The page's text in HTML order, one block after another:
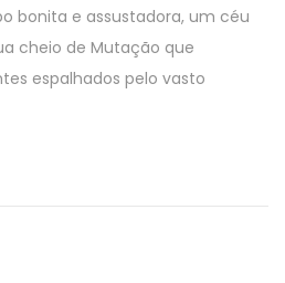
bonita e assustadora, um céu
cheio de Mutação que
espalhados pelo vasto